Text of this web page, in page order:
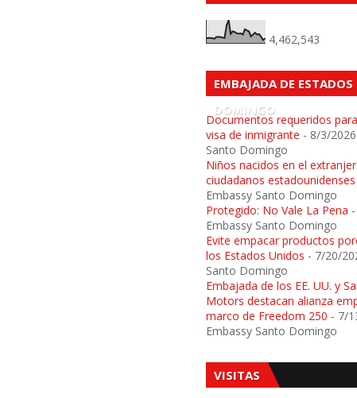
4,462,543
EMBAJADA DE
DOMINGO
Documentos requeridos
visa de inmigrante - 8/3/2026
Santo Domingo
Niños nacidos en el
ciudadanos estadounidenses
Embassy Santo Domingo
Protegido: No Vale La Pena
Embassy Santo Domingo
Evite empacar productos
los Estados Unidos - 7/20/
Santo Domingo
Embajada de los EE. UU. y
Motors destacan alianza
marco de Freedom 250 - 7/
Embassy Santo Domingo
VISITAS